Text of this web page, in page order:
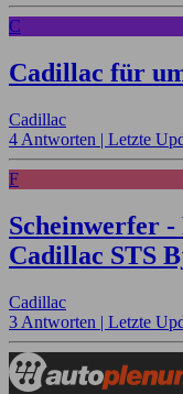
C
Cadillac für
Cadillac
4 Antworten | Letzte
F
Scheinwerfer
Cadillac STS
Cadillac
3 Antworten | Letzte